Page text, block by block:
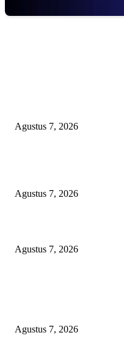
Agustus 7, 2026
Agustus 7, 2026
Agustus 7, 2026
Agustus 7, 2026